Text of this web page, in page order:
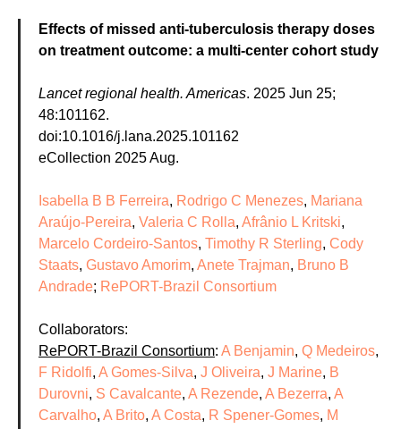
Effects of missed anti-tuberculosis therapy doses
on treatment outcome: a multi-center cohort study
Lancet regional health. Americas. 2025 Jun 25;
48:101162.
doi:10.1016/j.lana.2025.101162
eCollection 2025 Aug.
Isabella B B Ferreira, Rodrigo C Menezes, Mariana
Araújo-Pereira, Valeria C Rolla, Afrânio L Kritski,
Marcelo Cordeiro-Santos, Timothy R Sterling, Cody
Staats, Gustavo Amorim, Anete Trajman, Bruno B
Andrade; RePORT-Brazil Consortium
Collaborators:
RePORT-Brazil Consortium: A Benjamin, Q Medeiros,
F Ridolfi, A Gomes-Silva, J Oliveira, J Marine, B
Durovni, S Cavalcante, A Rezende, A Bezerra, A
Carvalho, A Brito, A Costa, R Spener-Gomes, M